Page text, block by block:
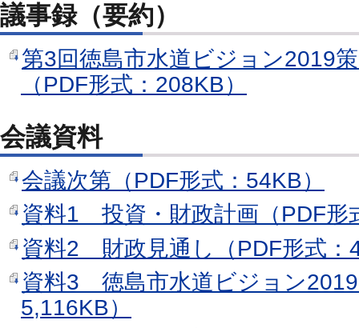
議事録（要約）
第3回徳島市水道ビジョン2019
（PDF形式：208KB）
会議資料
会議次第（PDF形式：54KB）
資料1 投資・財政計画（PDF形
資料2 財政見通し（PDF形式：
資料3 徳島市水道ビジョン
5,116KB）